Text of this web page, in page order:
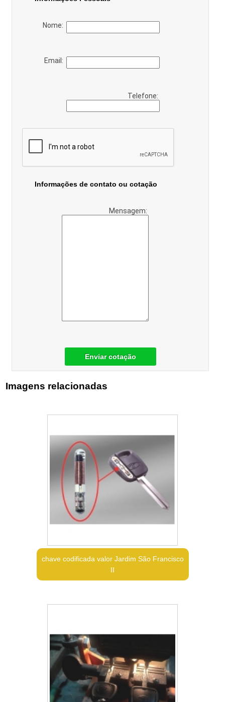
Nome:
Email:
Telefone:
Informações de contato ou cotação
Mensagem:
Enviar cotação
Imagens relacionadas
chave codificada valor Jardim São Francisco
II